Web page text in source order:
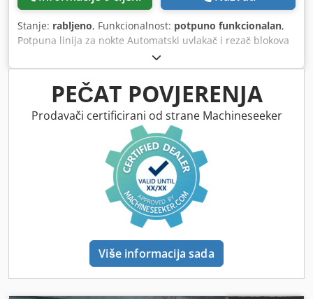
Stanje: rabljeno, Funkcionalnost: potpuno funkcionalan,
Potpuna linija za nokte Automatski uvlakač i rezač blokova
Automatski utovarivač blokova Zakivač Krigla Zakivač Rezač
kutova Električni semafor zakošenje Rotator od 90º
Dkedpewhftfefx Amnsr Krigla Viljuškar Odlazni prijenos
PEČAT POVJERENJA
Prodavači certificirani od strane Machineseeker
Više informacija sada